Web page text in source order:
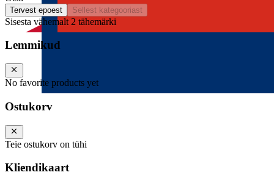
Tervest epoest Sellest kategooriast
Sisesta vähemalt 2 tähemärki
Lemmikud
No favorite products yet
Ostukorv
Teie ostukorv on tühi
Kliendikaart